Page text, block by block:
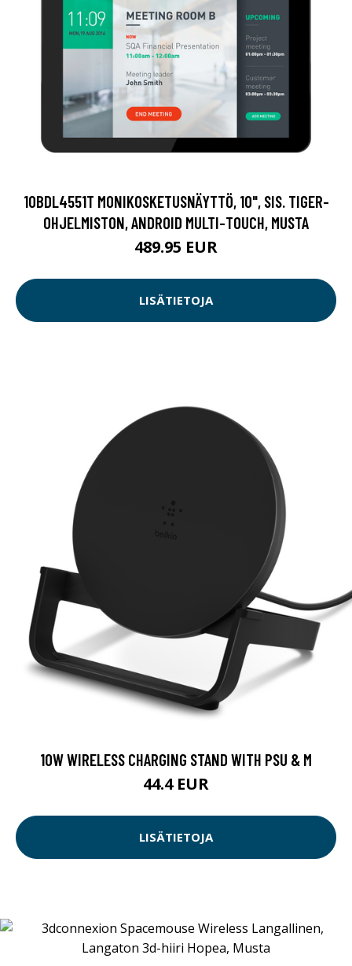
10BDL4551T MONIKOSKETUSNÄYTTÖ, 10", SIS. TIGER-
OHJELMISTON, ANDROID MULTI-TOUCH, MUSTA
489.95 EUR
LISÄTIETOJA
10W WIRELESS CHARGING STAND WITH PSU & M
44.4 EUR
LISÄTIETOJA